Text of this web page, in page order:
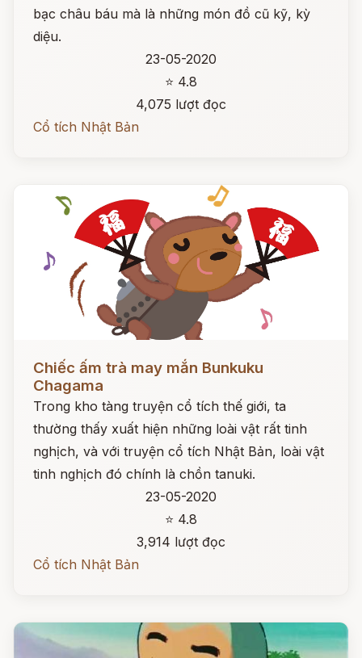
bạc châu báu mà là những món đồ cũ kỹ, kỳ
diệu.
23-05-2020
⭐ 4.8
4,075 lượt đọc
Cổ tích Nhật Bản
Đọc ngay
Chiếc ấm trà may mắn Bunkuku
Chagama
Trong kho tàng truyện cổ tích thế giới, ta
thường thấy xuất hiện những loài vật rất tinh
nghịch, và với truyện cổ tích Nhật Bản, loài vật
tinh nghịch đó chính là chồn tanuki.
23-05-2020
⭐ 4.8
3,914 lượt đọc
Cổ tích Nhật Bản